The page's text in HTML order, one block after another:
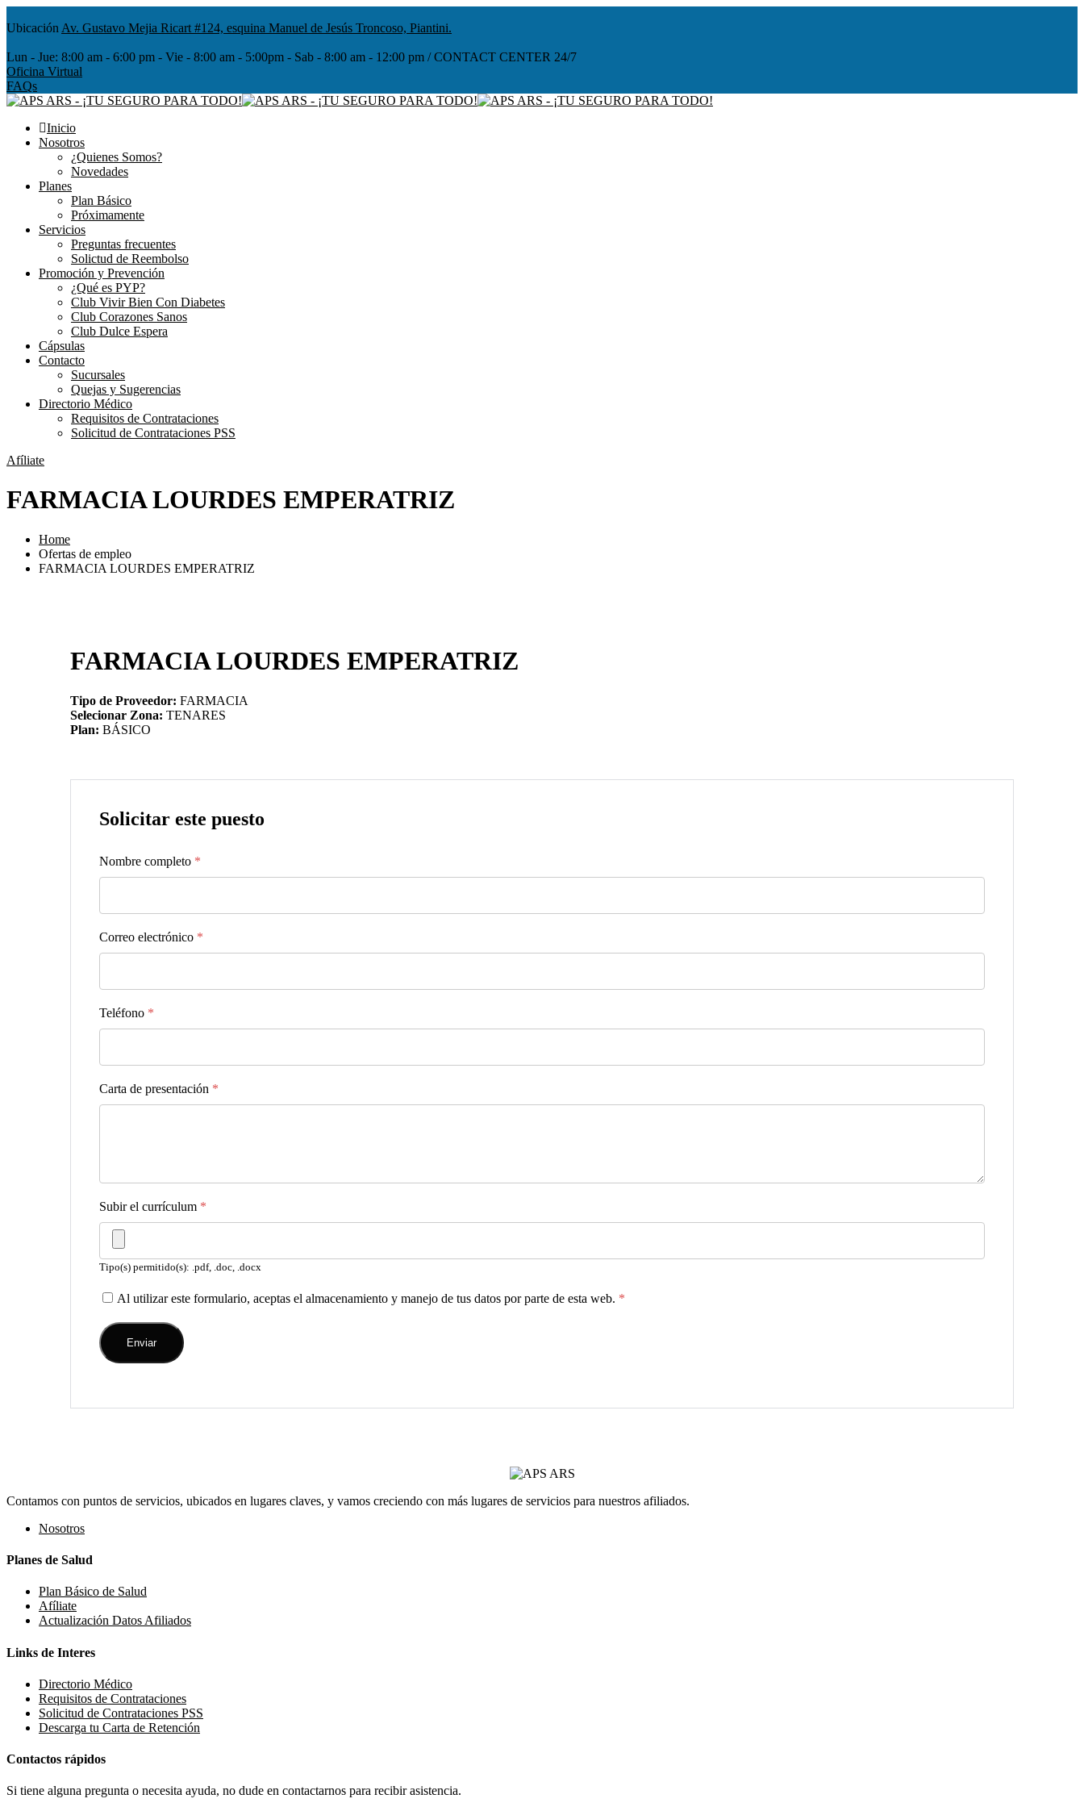
Ubicación Av. Gustavo Mejia Ricart #124, esquina Manuel de Jesús Troncoso, Piantini.
Lun - Jue: 8:00 am - 6:00 pm - Vie - 8:00 am - 5:00pm - Sab - 8:00 am - 12:00 pm / CONTACT CENTER 24/7
Oficina Virtual
FAQs
Inicio
Nosotros
¿Quienes Somos?
Novedades
Planes
Plan Básico
Próximamente
Servicios
Preguntas frecuentes
Solictud de Reembolso
Promoción y Prevención
¿Qué es PYP?
Club Vivir Bien Con Diabetes
Club Corazones Sanos
Club Dulce Espera
Cápsulas
Contacto
Sucursales
Quejas y Sugerencias
Directorio Médico
Requisitos de Contrataciones
Solicitud de Contrataciones PSS
Afíliate
FARMACIA LOURDES EMPERATRIZ
Home
Ofertas de empleo
FARMACIA LOURDES EMPERATRIZ
FARMACIA LOURDES EMPERATRIZ
Tipo de Proveedor: FARMACIA
Selecionar Zona: TENARES
Plan: BÁSICO
Solicitar este puesto
Nombre completo *
Correo electrónico *
Teléfono *
Carta de presentación *
Subir el currículum *
Tipo(s) permitido(s): .pdf, .doc, .docx
Al utilizar este formulario, aceptas el almacenamiento y manejo de tus datos por parte de esta web. *
Contamos con puntos de servicios, ubicados en lugares claves, y vamos creciendo con más lugares de servicios para nuestros afiliados.
Nosotros
Planes de Salud
Plan Básico de Salud
Afíliate
Actualización Datos Afiliados
Links de Interes
Directorio Médico
Requisitos de Contrataciones
Solicitud de Contrataciones PSS
Descarga tu Carta de Retención
Contactos rápidos
Si tiene alguna pregunta o necesita ayuda, no dude en contactarnos para recibir asistencia.